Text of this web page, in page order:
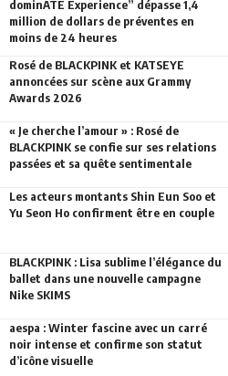
dominATE Experience” dépasse 1,4
million de dollars de préventes en
moins de 24 heures
Rosé de BLACKPINK et KATSEYE
annoncées sur scène aux Grammy
Awards 2026
« Je cherche l’amour » : Rosé de
BLACKPINK se confie sur ses relations
passées et sa quête sentimentale
Les acteurs montants Shin Eun Soo et
Yu Seon Ho confirment être en couple
BLACKPINK : Lisa sublime l’élégance du
ballet dans une nouvelle campagne
Nike SKIMS
aespa : Winter fascine avec un carré
noir intense et confirme son statut
d’icône visuelle